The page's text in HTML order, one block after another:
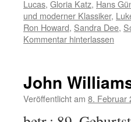
Lucas, Gloria Katz, Hans
und moderner Klassiker,
Ron Howard, Sandra Dee,
Kommentar hinterlassen
John
Veröffentlicht am 8. Februar